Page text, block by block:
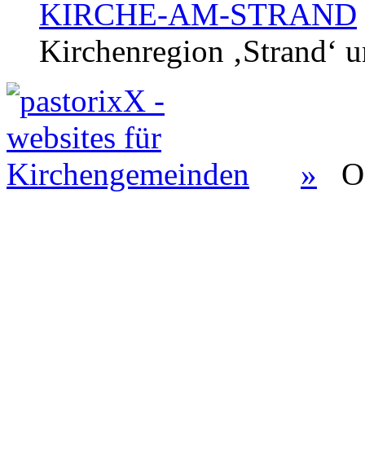
KIRCHE-AM-STRAND
Kirchenregion ‚Strand‘
»